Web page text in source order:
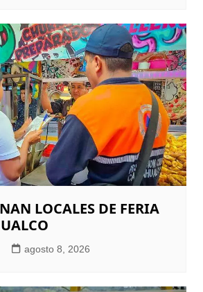
LOCALES DE FERIA
agosto 8, 2026